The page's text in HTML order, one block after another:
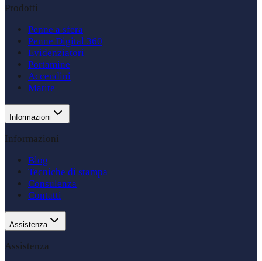
Prodotti
Penne a sfera
Penne Digital 360
Evidenziatori
Portamine
Accendini
Matite
Informazioni
Informazioni
Blog
Tecniche di stampa
Consulenza
Contatti
Assistenza
Assistenza